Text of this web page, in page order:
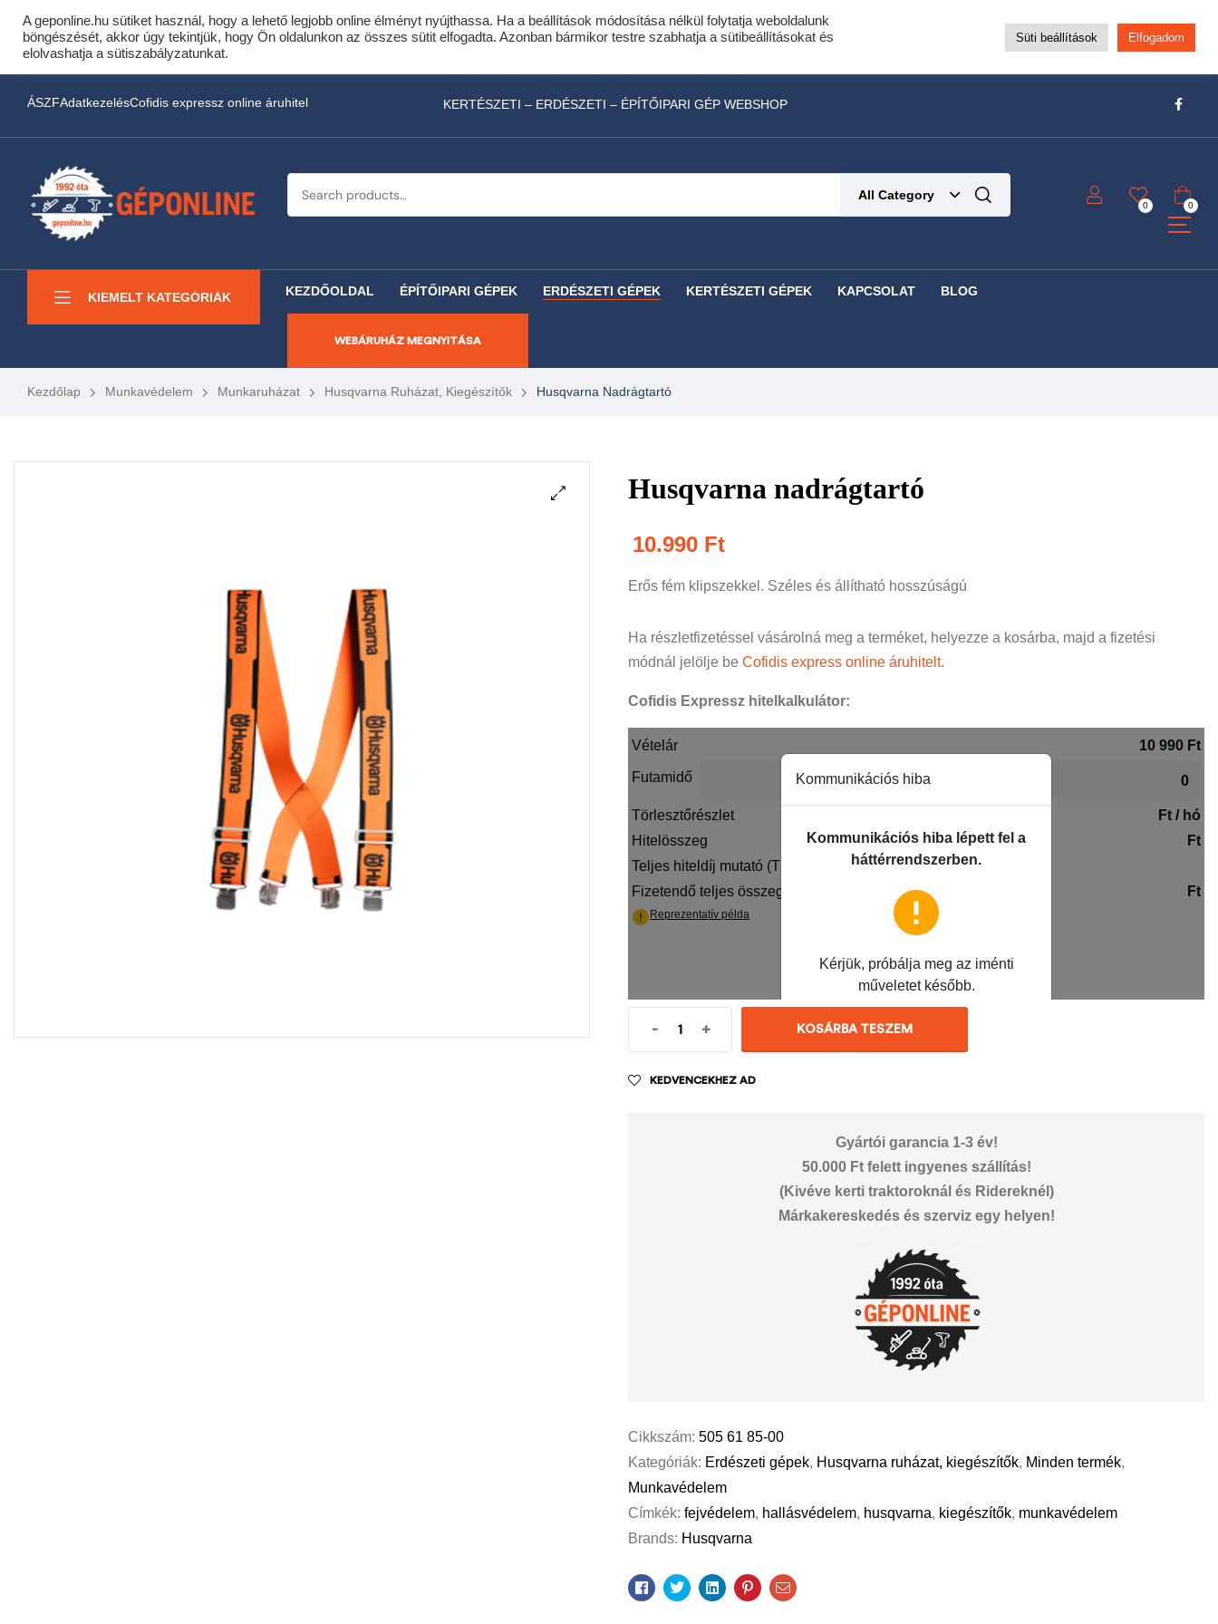
Cofidis expressz online áruhitel 0 % THM-el 10 hónapra!
Most minden akciós HQ láncfűrészhez ajándékba adunk egy fűrészláncot!
Részletek ide kattintva!
ÁSZFAdatkezelésCofidis expressz online áruhitel KERTÉSZETI – ERDÉSZETI – ÉPÍTŐIPARI GÉP WEBSHOP
All Category
0 0
KIEMELT KATEGÓRIÁK KEZDŐOLDAL ÉPÍTŐIPARI GÉPEK ERDÉSZETI GÉPEK KERTÉSZETI GÉPEK KAPCSOLAT BLOG
WEBÁRUHÁZ MEGNYITÁSA
Kezdőlap Munkavédelem Munkaruházat Husqvarna Ruházat, Kiegészítők Husqvarna Nadrágtartó
Husqvarna nadrágtartó
10.990 Ft
Erős fém klipszekkel. Széles és állítható hosszúságú
Ha részletfizetéssel vásárolná meg a terméket, helyezze a kosárba, majd a fizetési
módnál jelölje beCofidis express online áruhitelt.
Cofidis Expressz hitelkalkulátor:
- + KOSÁRBA TESZEM
KEDVENCEKHEZ AD
Gyártói garancia 1-3 év!
50.000 Ft felett ingyenes szállítás!
(Kivéve kerti traktoroknál és Ridereknél)
Márkakereskedés és szerviz egy helyen!
Cikkszám:505 61 85-00
Kategóriák: Erdészeti gépek, Husqvarna ruházat, kiegészítők, Minden termék,
Munkavédelem
Címkék:fejvédelem, hallásvédelem, husqvarna, kiegészítők, munkavédelem
Brands: Husqvarna
Facebook
TwitterLinkedinPinterestEmail
A geponline.hu sütiket használ, hogy a lehető legjobb online élményt nyújthassa. Ha a beállítások módosítása nélkül folytatja weboldalunk
böngészését, akkor úgy tekintjük, hogy Ön oldalunkon az összes sütit elfogadta. Azonban bármikor testre szabhatja a sütibeállításokat és
elolvashatja a sütiszabályzatunkat.
Süti beállítások Elfogadom